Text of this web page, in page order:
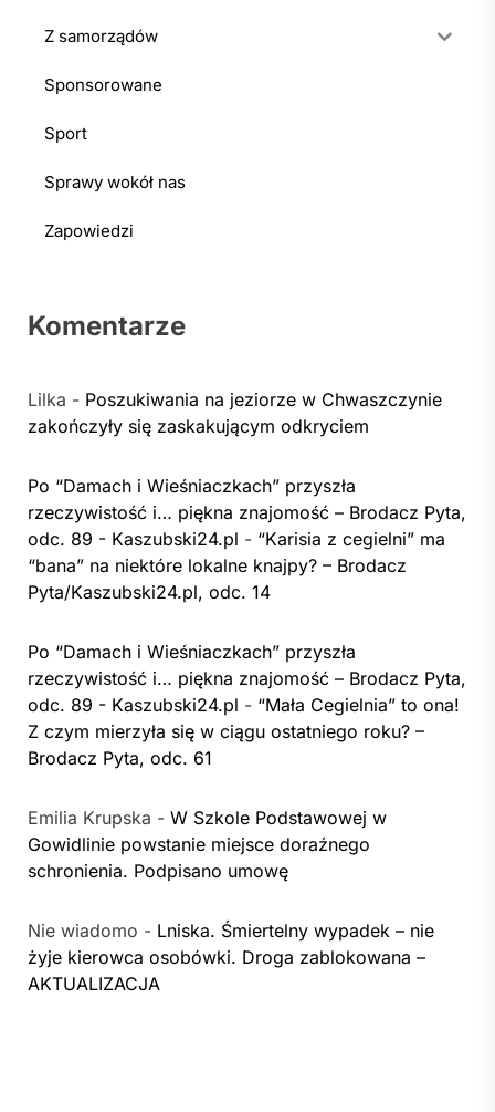
Z samorządów
Sponsorowane
Sport
Sprawy wokół nas
Zapowiedzi
Komentarze
Lilka - Poszukiwania na jeziorze w Chwaszczynie
zakończyły się zaskakującym odkryciem
Po “Damach i Wieśniaczkach” przyszła
rzeczywistość i… piękna znajomość – Brodacz Pyta,
odc. 89 - Kaszubski24.pl - “Karisia z cegielni” ma
“bana” na niektóre lokalne knajpy? – Brodacz
Pyta/Kaszubski24.pl, odc. 14
Po “Damach i Wieśniaczkach” przyszła
rzeczywistość i… piękna znajomość – Brodacz Pyta,
odc. 89 - Kaszubski24.pl - “Mała Cegielnia” to ona!
Z czym mierzyła się w ciągu ostatniego roku? –
Brodacz Pyta, odc. 61
Emilia Krupska - W Szkole Podstawowej w
Gowidlinie powstanie miejsce doraźnego
schronienia. Podpisano umowę
Nie wiadomo - Lniska. Śmiertelny wypadek – nie
żyje kierowca osobówki. Droga zablokowana –
AKTUALIZACJA